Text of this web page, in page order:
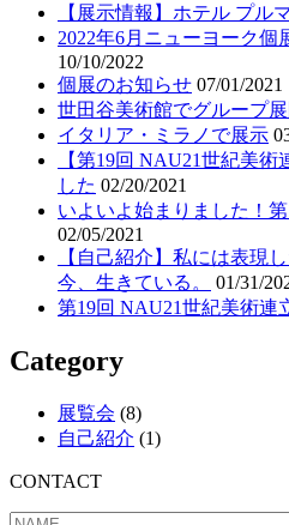
【展示情報】ホテル プル
2022年6月ニューヨーク個
10/10/2022
個展のお知らせ 07/01/2021
世田谷美術館でグループ展
イタリア・ミラノで展示
【第19回 NAU21世紀美
した 02/20/2021
いよいよ始まりました！
02/05/2021
【自己紹介】私には表現
今、生きている。
01/31/
第19回 NAU21世紀美術連
Category
展覧会 (8)
自己紹介 (1)
CONTACT